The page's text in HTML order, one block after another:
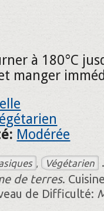
à 180°C
manger
Modérée
, Végétarien
de terres.
de Difficulté: